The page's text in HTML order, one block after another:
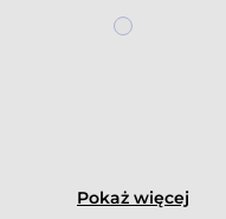
Pokaż więcej